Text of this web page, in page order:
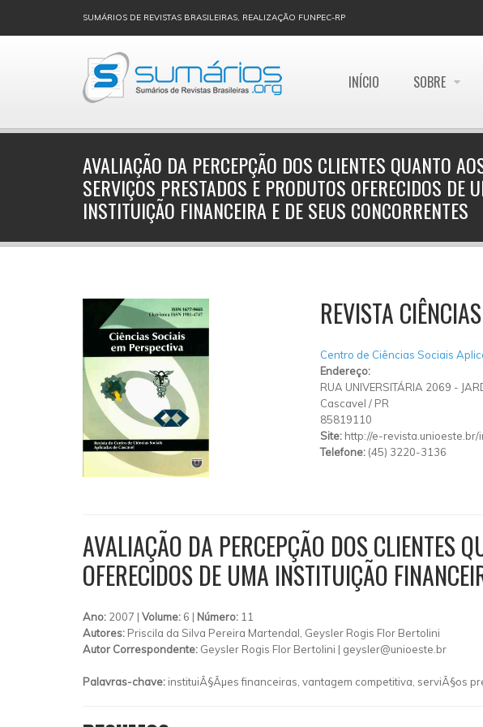
SUMÁRIOS DE REVISTAS BRASILEIRAS, REALIZAÇÃO FUNPEC-RP
INÍCIO SOBRE
AVALIAÇÃO DA PERCEPÇÃO DOS CLIENTES QUANTO
SERVIÇOS PRESTADOS E PRODUTOS OFERECIDOS DE
INSTITUIÇÃO FINANCEIRA E DE SEUS CONCORRENTES
REVISTA
Centro de Ciências Sociais
Endereço:
RUA UNIVERSITÁRIA 2069 -
Cascavel / PR
85819110
Site: http://e-
Telefone: (45) 3220-3136
AVALIAÇÃO DA PERCEPÇÃO DOS CLIENTES
OFERECIDOS DE UMA INSTITUIÇÃO
Ano: 2007 | Volume: 6 | Número: 11
Autores: Priscila da Silva Pereira Martendal, Geysler Rogis Flor Bertolini
Autor Correspondente: Geysler Rogis Flor Bertolini | geysler@unioeste.br
Palavras-chave: instituiÃ§Ãµes financeiras, vantagem competitiva, serviÃ§os